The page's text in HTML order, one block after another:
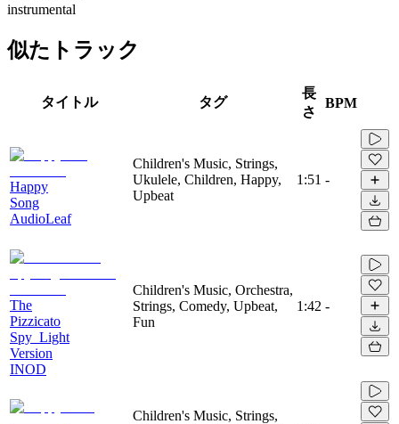
instrumental
似たトラック
タイトル タグ
長
さ
BPM
Happy
Song
AudioLeaf
Children's Music, Strings,
Ukulele, Children, Happy,
Upbeat
1:51 -
The
Pizzicato
Spy_Light
Version
INOD
Children's Music, Orchestra,
Strings, Comedy, Upbeat,
Fun
1:42 -
Children's Music, Strings,